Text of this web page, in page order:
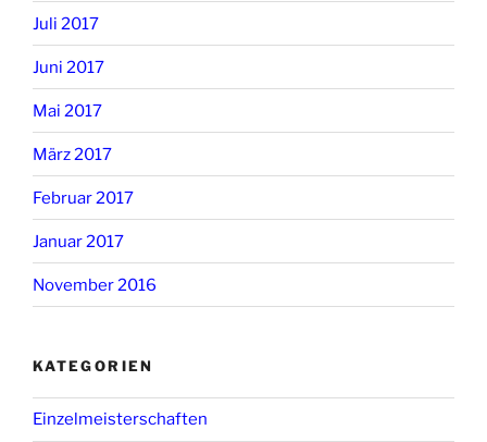
Juli 2017
Juni 2017
Mai 2017
März 2017
Februar 2017
Januar 2017
November 2016
KATEGORIEN
Einzelmeisterschaften